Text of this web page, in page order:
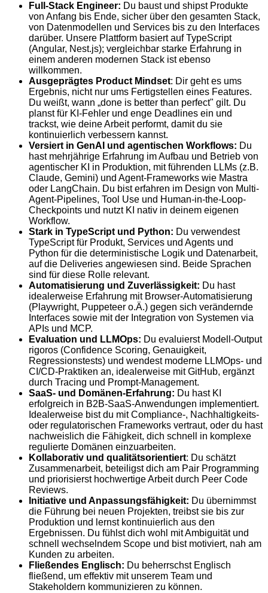
Full-Stack Engineer: Du baust und shipst Produkte
von Anfang bis Ende, sicher über den gesamten Stack,
von Datenmodellen und Services bis zu den Interfaces
darüber. Unsere Plattform basiert auf TypeScript
(Angular, Nest.js); vergleichbar starke Erfahrung in
einem anderen modernen Stack ist ebenso
willkommen.
Ausgeprägtes Product Mindset: Dir geht es ums
Ergebnis, nicht nur ums Fertigstellen eines Features.
Du weißt, wann „done is better than perfect" gilt. Du
planst für KI-Fehler und enge Deadlines ein und
trackst, wie deine Arbeit performt, damit du sie
kontinuierlich verbessern kannst.
Versiert in GenAI und agentischen Workflows: Du
hast mehrjährige Erfahrung im Aufbau und Betrieb von
agentischer KI in Produktion, mit führenden LLMs (z.B.
Claude, Gemini) und Agent-Frameworks wie Mastra
oder LangChain. Du bist erfahren im Design von Multi-
Agent-Pipelines, Tool Use und Human-in-the-Loop-
Checkpoints und nutzt KI nativ in deinem eigenen
Workflow.
Stark in TypeScript und Python: Du verwendest
TypeScript für Produkt, Services und Agents und
Python für die deterministische Logik und Datenarbeit,
auf die Deliveries angewiesen sind. Beide Sprachen
sind für diese Rolle relevant.
Automatisierung und Zuverlässigkeit: Du hast
idealerweise Erfahrung mit Browser-Automatisierung
(Playwright, Puppeteer o.Ä.) gegen sich verändernde
Interfaces sowie mit der Integration von Systemen via
APIs und MCP.
Evaluation und LLMOps: Du evaluierst Modell-Output
rigoros (Confidence Scoring, Genauigkeit,
Regressionstests) und wendest moderne LLMOps- und
CI/CD-Praktiken an, idealerweise mit GitHub, ergänzt
durch Tracing und Prompt-Management.
SaaS- und Domänen-Erfahrung: Du hast KI
erfolgreich in B2B-SaaS-Anwendungen implementiert.
Idealerweise bist du mit Compliance-, Nachhaltigkeits-
oder regulatorischen Frameworks vertraut, oder du hast
nachweislich die Fähigkeit, dich schnell in komplexe
regulierte Domänen einzuarbeiten.
Kollaborativ und qualitätsorientiert: Du schätzt
Zusammenarbeit, beteiligst dich am Pair Programming
und priorisierst hochwertige Arbeit durch Peer Code
Reviews.
Initiative und Anpassungsfähigkeit: Du übernimmst
die Führung bei neuen Projekten, treibst sie bis zur
Produktion und lernst kontinuierlich aus den
Ergebnissen. Du fühlst dich wohl mit Ambiguität und
schnell wechselndem Scope und bist motiviert, nah am
Kunden zu arbeiten.
Fließendes Englisch: Du beherrschst Englisch
fließend, um effektiv mit unserem Team und
Stakeholdern kommunizieren zu können.